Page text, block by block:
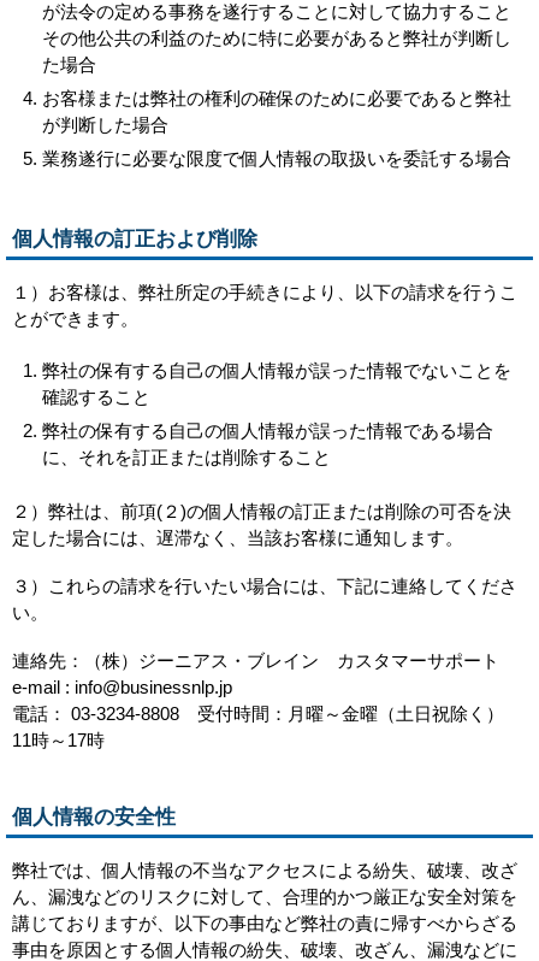
が法令の定める事務を遂行することに対して協力すること
その他公共の利益のために特に必要があると弊社が判断し
た場合
お客様または弊社の権利の確保のために必要であると弊社
が判断した場合
業務遂行に必要な限度で個人情報の取扱いを委託する場合
個人情報の訂正および削除
１）お客様は、弊社所定の手続きにより、以下の請求を行うこ
とができます。
弊社の保有する自己の個人情報が誤った情報でないことを
確認すること
弊社の保有する自己の個人情報が誤った情報である場合
に、それを訂正または削除すること
２）弊社は、前項(２)の個人情報の訂正または削除の可否を決
定した場合には、遅滞なく、当該お客様に通知します。
３）これらの請求を行いたい場合には、下記に連絡してくださ
い。
連絡先：（株）ジーニアス・ブレイン カスタマーサポート
e-mail : info@businessnlp.jp
電話： 03-3234-8808 受付時間：月曜～金曜（土日祝除く）
11時～17時
個人情報の安全性
弊社では、個人情報の不当なアクセスによる紛失、破壊、改ざ
ん、漏洩などのリスクに対して、合理的かつ厳正な安全対策を
講じておりますが、以下の事由など弊社の責に帰すべからざる
事由を原因とする個人情報の紛失、破壊、改ざん、漏洩などに